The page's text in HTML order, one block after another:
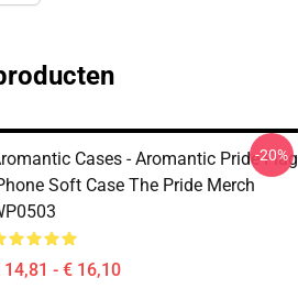
Cases - Aromantic Pride Flag
Soft Case The Pride Merch
14,81 - € 16,10
-20%